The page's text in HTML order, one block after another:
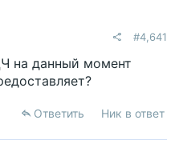
#4,641
на данный момент
Ответить Ник в ответ